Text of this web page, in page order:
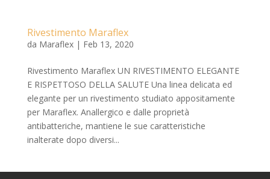
Rivestimento Maraflex
da Maraflex| Feb 13, 2020
Rivestimento Maraflex UN RIVESTIMENTO ELEGANTE
E RISPETTOSO DELLA SALUTE Una linea delicata ed
elegante per un rivestimento studiato appositamente
per Maraflex. Anallergico e dalle proprietà
antibatteriche, mantiene le sue caratteristiche
inalterate dopo diversi...